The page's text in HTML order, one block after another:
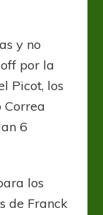
y no
por la
Picot, los
6
los
de Franck